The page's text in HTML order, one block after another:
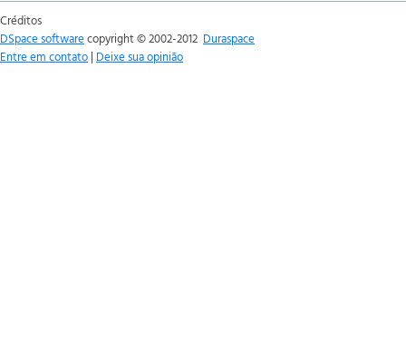
Créditos
DSpace softwarecopyright © 2002-2012 Duraspace
Entre em contato | Deixe sua opinião